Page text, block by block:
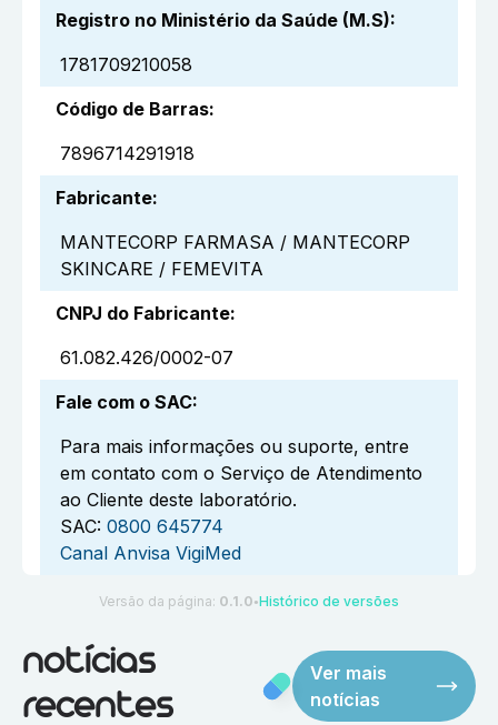
Registro no Ministério da Saúde (M.S):
1781709210058
Código de Barras:
7896714291918
Fabricante:
MANTECORP FARMASA / MANTECORP
SKINCARE / FEMEVITA
CNPJ do Fabricante:
61.082.426/0002-07
Fale com o SAC:
Para mais informações ou suporte, entre
em contato com o Serviço de Atendimento
ao Cliente deste laboratório.
SAC: 0800 645774
Canal Anvisa VigiMed
Versão da página: 0.1.0 ●Histórico de versões
notícias
recentes
Ver mais
notícias